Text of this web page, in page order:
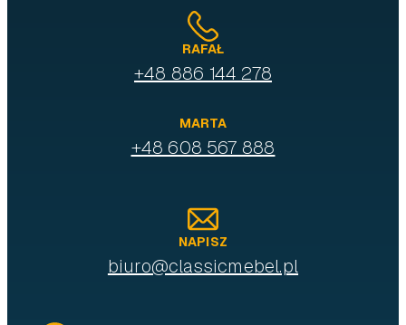
RAFAŁ
+48 886 144 278
MARTA
+48 608 567 888
NAPISZ
biuro@classicmebel.pl